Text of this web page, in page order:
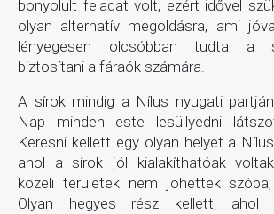
bonyolult feladat volt, ezért idővel
olyan alternatív megoldásra, ami
lényegesen olcsóbban tudta a
biztosítani a fáraók számára.
A sírok mindig a Nílus nyugati
Nap minden este lesüllyedni
Keresni kellett egy olyan helyet a
ahol a sírok jól kialakíthatóak
közeli területek nem jöhettek
Olyan hegyes rész kellett, ahol